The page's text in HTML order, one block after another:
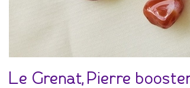
Le Grenat, Pierre